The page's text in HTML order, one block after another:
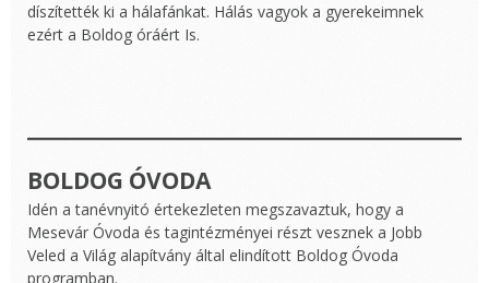
díszítették ki a hálafánkat. Hálás vagyok a gyerekeimnek
ezért a Boldog óráért Is.
BOLDOG ÓVODA
Idén a tanévnyitó értekezleten megszavaztuk, hogy a
Mesevár Óvoda és tagintézményei részt vesznek a Jobb
Veled a Világ alapítvány által elindított Boldog Óvoda
programban.